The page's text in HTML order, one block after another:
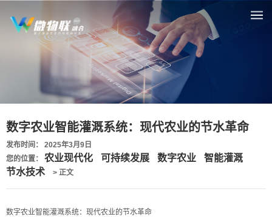
数字农业智能灌溉系统：现代农业的节水革命
发布时间： 2025年3月9日
您的位置： 农业现代化 可持续发展 数字农业
智能灌溉
节水技术
> 正文
数字农业智能灌溉系统：现代农业的节水革命